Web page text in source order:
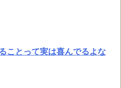
ことって実は喜んでるよな